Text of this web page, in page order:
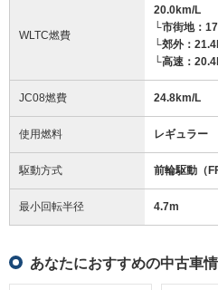
WLTC燃費
20.0km/L
└市街地：
└郊外：
└高速：
JC08燃費 24.8km/L
使用燃料 レギュラー
駆動方式 前輪駆動（FF
最小回転半径 4.7m
あなたにおすすめの中古車